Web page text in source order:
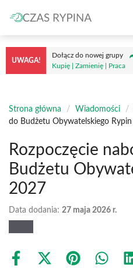
do
treści
UWAGA!
Dołącz do nowej grupy
Kupię | Zamienię | Praca
Strona główna / Wiadomości /
do Budżetu Obywatelskiego
Rozpoczęcie
Budżetu
2027
Data dodania: 27 maja 2026 r.
Share
Share Share Share